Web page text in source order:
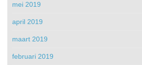
mei 2019
april 2019
maart 2019
februari 2019